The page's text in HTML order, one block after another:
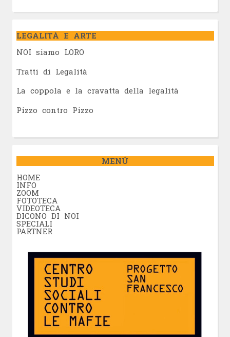
LEGALITÀ E ARTE
NOI siamo LORO
Tratti di Legalità
La coppola e la cravatta della legalità
Pizzo contro Pizzo
MENÚ
HOME
INFO
ZOOM
FOTOTECA
VIDEOTECA
DICONO DI NOI
SPECIALI
PARTNER